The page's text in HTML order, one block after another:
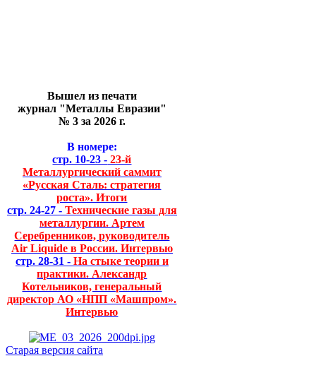
Вышел из печати
журнал "Металлы Евразии"
№ 3 за 2026 г.
В номере:
стр. 10-23 - 23-й
Металлургический саммит
«Русская Сталь: стратегия
роста». Итоги
стр. 24-27 - Технические газы для
металлургии. Артем
Серебренников, руководитель
Air Liquide в России. Интервью
стр. 28-31 - На стыке теории и
практики. Александр
Котельников, генеральный
директор АО «НПП «Машпром».
Интервью
Старая версия сайта